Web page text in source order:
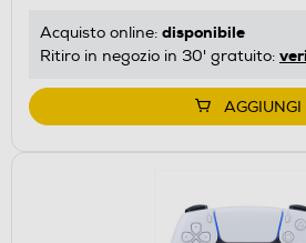
Acquisto online: disponibile
Ritiro in negozio in 30' gratuito:
AGGIUNGI